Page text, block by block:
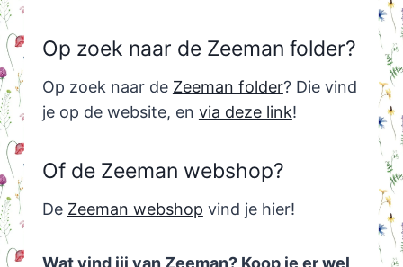
Op zoek naar de Zeeman folder?
Op zoek naar de Zeeman folder? Die vind
je op de website, en via deze link!
Of de Zeeman webshop?
De Zeeman webshop vind je hier!
Wat vind jij van Zeeman? Koop je er wel